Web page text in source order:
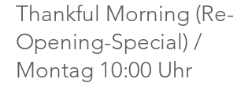
Thankful Morning (Re-
Opening-Special) /
Montag 10:00 Uhr